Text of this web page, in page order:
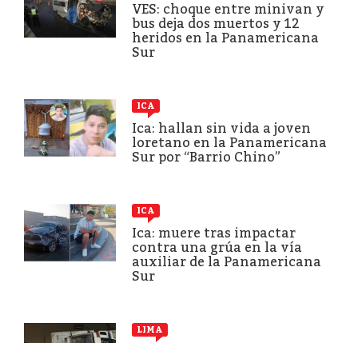
VES: choque entre minivan y
bus deja dos muertos y 12
heridos en la Panamericana
Sur
ICA
Ica: hallan sin vida a joven
loretano en la Panamericana
Sur por “Barrio Chino”
ICA
Ica: muere tras impactar
contra una grúa en la vía
auxiliar de la Panamericana
Sur
LIMA